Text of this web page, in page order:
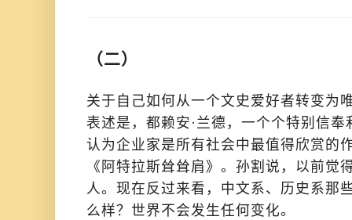
（二）
关于自己如何从一个文史爱好者转变为
表述是，都赖安·兰德，一个个特别信
认为企业家是所有社会中最值得欣赏的
《阿特拉斯耸耸肩》。孙割说，以前觉
人。现在反过来看，中文系、历史系那
么样？世界不会发生任何变化。